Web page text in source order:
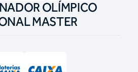
OLÍMPICO
MASTER